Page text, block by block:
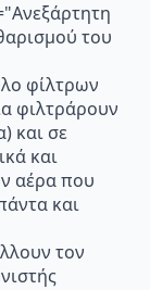
του
φίλτρων
φιλτράρουν
και σε
και
αέρα που
και
τον